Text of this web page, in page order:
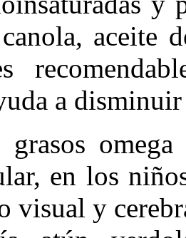
aceite
a
grasos
en los
visual y